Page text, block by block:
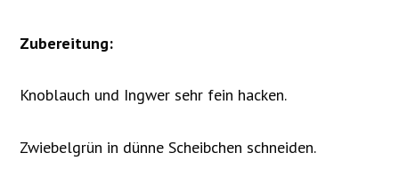
Zubereitung:
Knoblauch und Ingwer sehr fein hacken.
Zwiebelgrün in dünne Scheibchen schneiden.